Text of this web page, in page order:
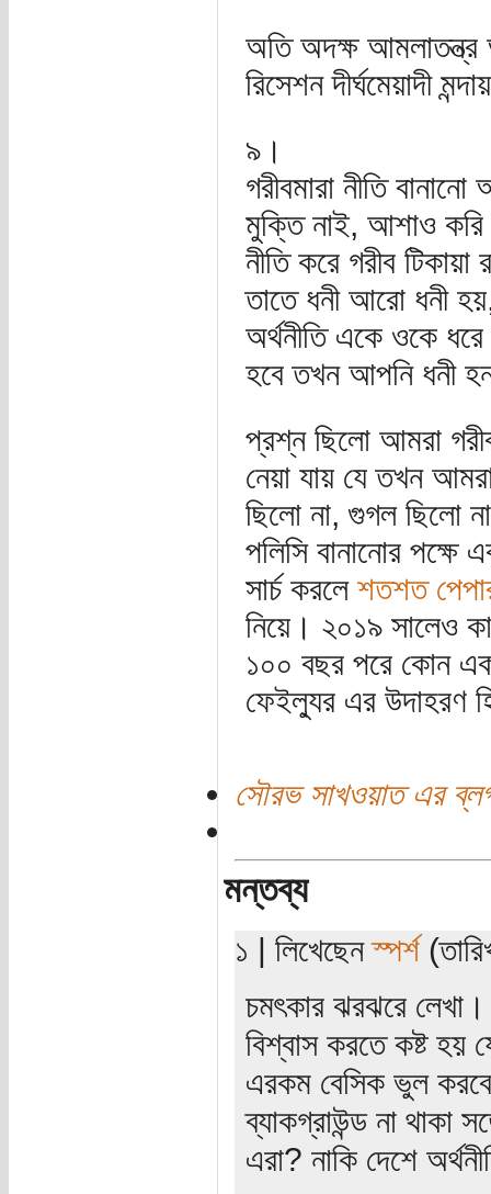
অতি অদক্ষ আমলাতন্ত্র
রিসেশন দীর্ঘমেয়াদী
৯।
গরীবমারা নীতি
মুক্তি নাই, আশাও করি
নীতি করে গরীব
তাতে ধনী আরো ধনী
অর্থনীতি একে ওকে ধরে
হবে তখন আপনি ধনী
প্রশ্ন ছিলো আমরা
নেয়া যায় যে তখন
ছিলো না, গুগল ছিলো
পলিসি বানানোর
সার্চ করলে শতশত
নিয়ে। ২০১৯ সালেও
১০০ বছর পরে কোন এক
ফেইল‍্যুর এর উদাহরণ
সৌরভ সাখওয়াত এর
মন্তব্য
১ | লিখেছেনস্পর্শ
চমৎকার ঝরঝরে
বিশ্বাস করতে কষ্ট হয়
এরকম বেসিক ভুল
ব্যাকগ্রাউন্ড না থাকা
এরা? নাকি দেশে